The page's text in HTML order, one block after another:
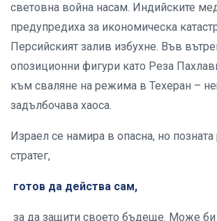
световна война насам. Индийските
предупредиха за икономическа
Персийският залив избухне. Във
опозиционни фигури като Реза
към сваляне на режима в Техеран –
задълбочава хаоса.
Израел се намира в опасна, но
стратег,
готов да действа сам,
за да защити своето бъдеще. Може би